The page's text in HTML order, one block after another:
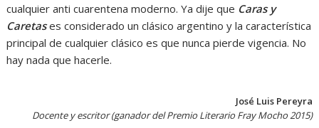
cualquier anti cuarentena moderno. Ya dije que Caras y
Caretases considerado un clásico argentino y la característica
principal de cualquier clásico es que nunca pierde vigencia. No
hay nada que hacerle.
José Luis Pereyra
Docente y escritor (ganador del Premio Literario Fray Mocho 2015)